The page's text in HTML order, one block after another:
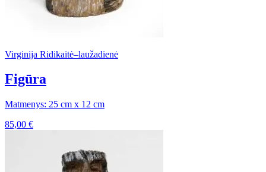
Virginija Ridikaitė–laužadienė
Figūra
Matmenys: 25 cm x 12 cm
85,00 €